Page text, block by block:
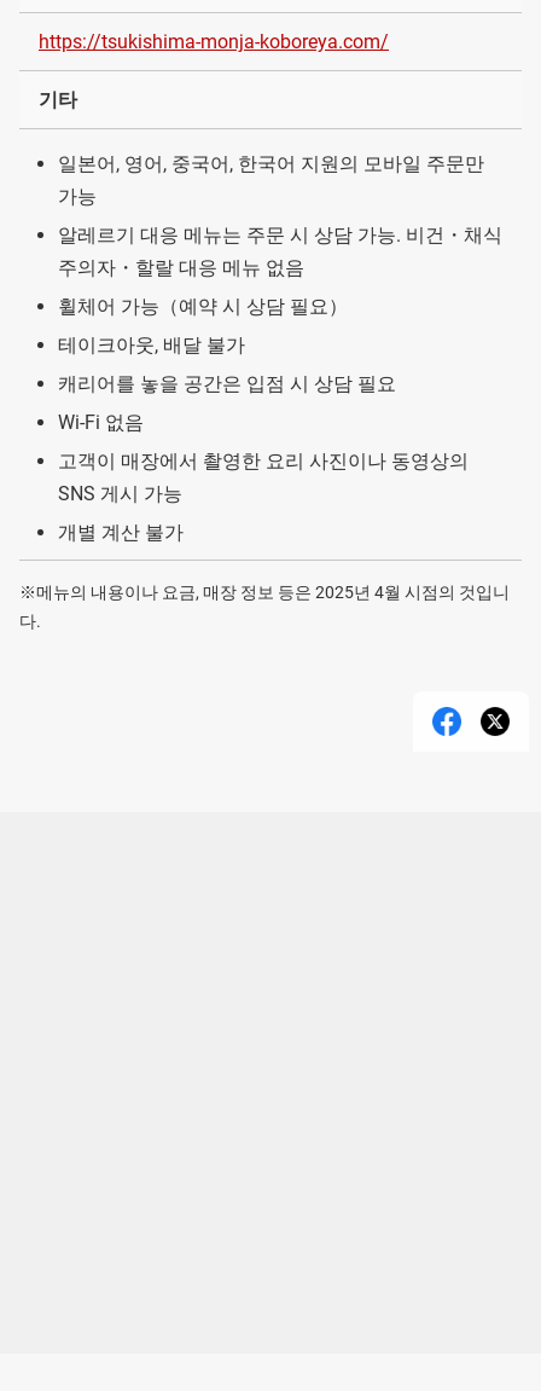
https://tsukishima-monja-koboreya.com/
기타
일본어, 영어, 중국어, 한국어 지원의 모바일 주문만
가능
알레르기 대응 메뉴는 주문 시 상담 가능. 비건・채식
주의자・할랄 대응 메뉴 없음
휠체어 가능（예약 시 상담 필요）
테이크아웃, 배달 불가
캐리어를 놓을 공간은 입점 시 상담 필요
Wi-Fi 없음
고객이 매장에서 촬영한 요리 사진이나 동영상의
SNS 게시 가능
개별 계산 불가
※메뉴의 내용이나 요금, 매장 정보 등은 2025년 4월 시점의 것입니
다.